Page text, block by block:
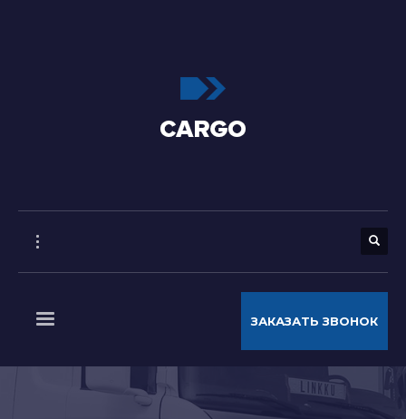
ЗАКАЗАТЬ ЗВОНОК